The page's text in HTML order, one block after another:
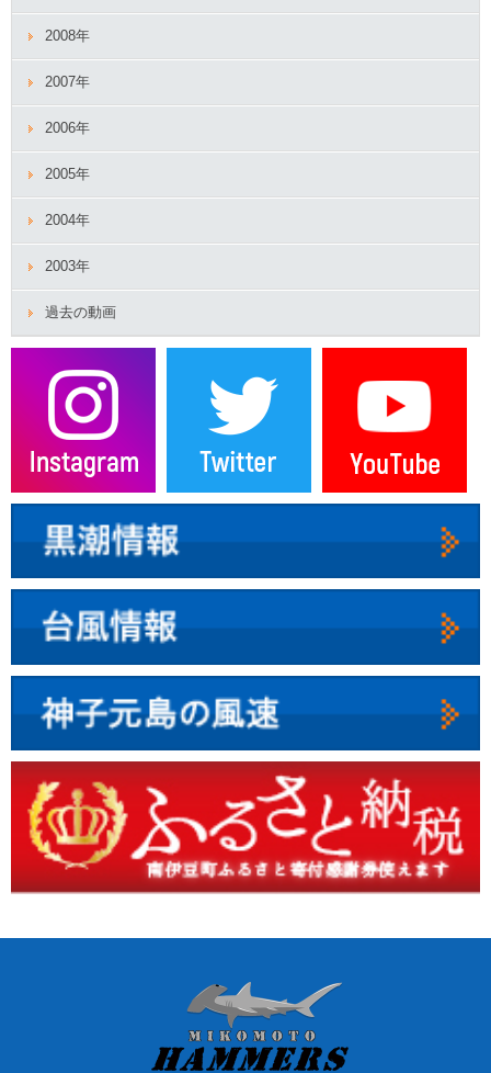
2008年
2007年
2006年
2005年
2004年
2003年
過去の動画